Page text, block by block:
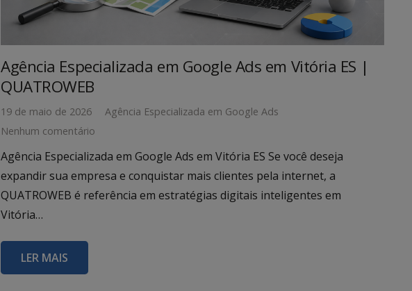
Agência Especializada em Google Ads em Vitória ES |
QUATROWEB
19 de maio de 2026
Agência Especializada em Google Ads
Nenhum comentário
Agência Especializada em Google Ads em Vitória ES Se você deseja
expandir sua empresa e conquistar mais clientes pela internet, a
QUATROWEB é referência em estratégias digitais inteligentes em
Vitória…
LER MAIS